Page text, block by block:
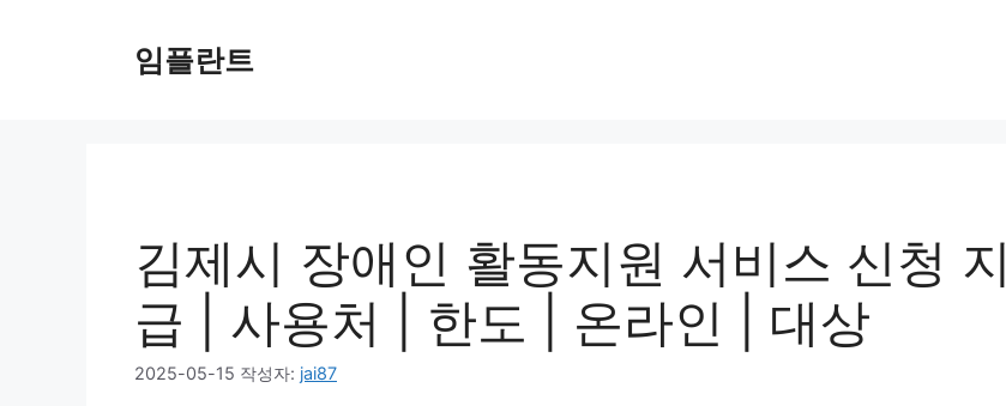
임플란트
김제시 장애인 활동지원 서비스 신청 지
급 | 사용처 | 한도 | 온라인 | 대상
2025-05-15 작성자: jai87